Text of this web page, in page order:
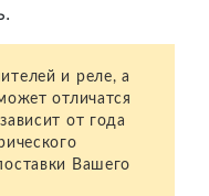
и реле, а
отличатся
от года
Вашего